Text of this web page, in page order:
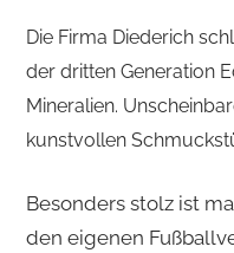
Die Firma Diederich
der dritten Generation
Mineralien.
kunstvollen
Besonders stolz ist
den eigenen